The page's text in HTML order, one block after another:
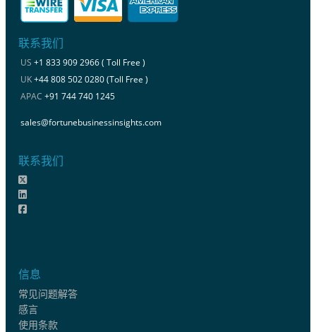
联系我们
US +1 833 909 2966 ( Toll Free )
UK+44 808 502 0280 (Toll Free )
APAC +91 744 740 1245
sales@fortunebusinessinsights.com
联系我们
信息
常见问题解答
感言
使用条款